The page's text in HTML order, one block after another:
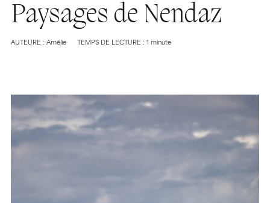
Paysages de Nendaz
AUTEURE : Amélie TEMPS DE LECTURE : 1 minute